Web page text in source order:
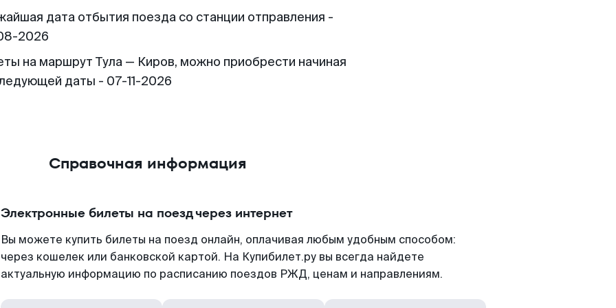
дата отбытия поезда со станции отправления -
2026
на маршрут Тула — Киров, можно приобрести начиная
даты - 07-11-2026
Справочная информация
Электронные билеты на поезд через интернет
Вы можете купить билеты на поезд онлайн, оплачивая любым удобным способом:
через кошелек или банковской картой. На Купибилет.ру вы всегда найдете
актуальную информацию по расписанию поездов РЖД, ценам и направлениям.